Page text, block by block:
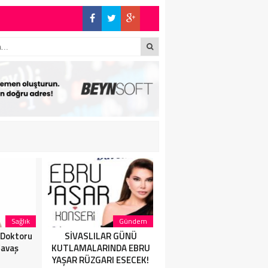
Sağlık Gündem
SİVASLILAR GÜNÜ
KUTLAMALARINDA EBRU
YAŞAR RÜZGARI ESECEK!